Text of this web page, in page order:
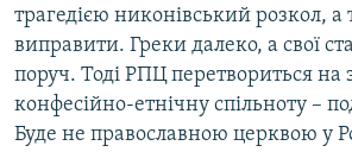
трагедією никонівський розкол,
виправити. Греки далеко, а свої
поруч. Тоді РПЦ перетвориться на
конфесійно-етнічну спільноту –
Буде не православною церквою у